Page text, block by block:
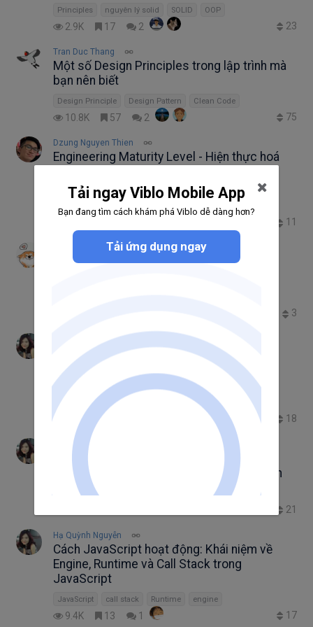
Principles nguyên lý solid SOLID OOP
2.9K 17 2 23
Tran Duc Thang
Một số Design Principles trong lập trình mà
bạn nên biết
Design Principle Design Pattern Clean Code
10.8K 57 2 75
Dzung Nguyen Thien
Engineering Maturity Level - Hiện thực hoá
mềm
maturity engineering SDLC
11
Performance in VueJS #1 – Dynamic
3
Hạ Quỳnh Nguyễn
Cách JavaScript hoạt động: quản lý vùng
nhớ + 4 cách giải quyết vấn đề thất thoát
vùng nhớ
memory Tips
4.8K 15 18
Hạ Quỳnh Nguyễn
Engine + 5 tips để tối ưu hoá code của bạn
JavaScript optimized code
21
Hạ Quỳnh Nguyễn
Cách JavaScript hoạt động: Khái niệm về
Engine, Runtime và Call Stack trong
JavaScript
JavaScript call stack Runtime engine
9.4K 13 1 17
Tải ngay Viblo Mobile App
Bạn đang tìm cách khám phá Viblo dễ dàng hơn?
Tải ứng dụng ngay